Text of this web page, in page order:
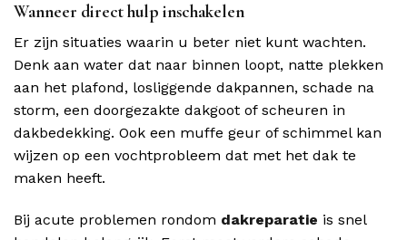
Wanneer direct hulp inschakelen
Er zijn situaties waarin u beter niet kunt wachten.
Denk aan water dat naar binnen loopt, natte plekken
aan het plafond, losliggende dakpannen, schade na
storm, een doorgezakte dakgoot of scheuren in
dakbedekking. Ook een muffe geur of schimmel kan
wijzen op een vochtprobleem dat met het dak te
maken heeft.
Bij acute problemen rondom dakreparatie is snel